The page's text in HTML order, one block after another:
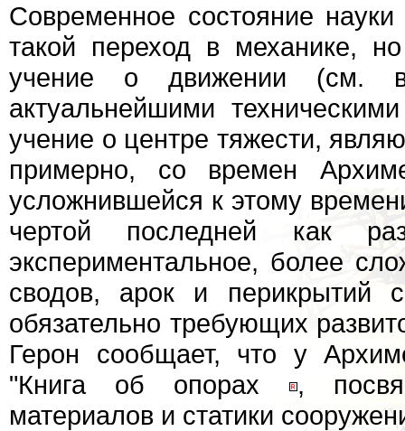
Современное состояние
такой переход в механике,
учение о движении (см.
актуальнейшими
учение о центре тяжести,
примерно, со времен
усложнившейся к этому
чертой последней как
экспериментальное, более
сводов, арок и перикрытий
обязательно требующих
Герон сообщает, что у
"Книга об опорах
,
материалов и статики